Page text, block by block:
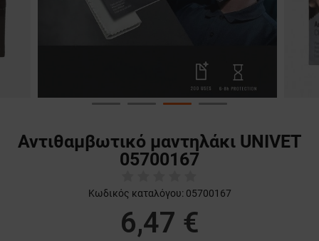
Αντιθαμβωτικό μαντηλάκι UNIVET
05700167
Κωδικός καταλόγου: 05700167
6,47 €